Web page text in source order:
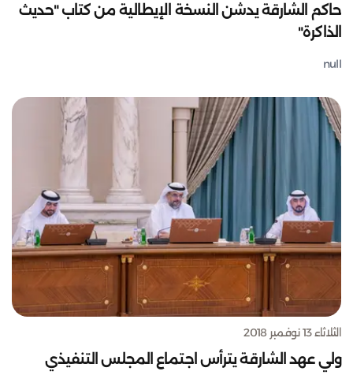
حاكم الشارقة يدشن النسخة الإيطالية من كتاب "حديث
الذاكرة"
null
الثلاثاء 13 نوفمبر 2018
ولي عهد الشارقة يترأس اجتماع المجلس التنفيذي